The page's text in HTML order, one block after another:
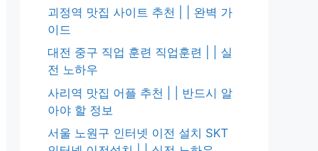
괴정역 맛집 사이트 추천 | | 완벽 가
이드
대전 중구 직업 훈련 직업훈련 | | 실
전 노하우
사리역 맛집 어플 추천 | | 반드시 알
아야 할 정보
서울 노원구 인터넷 이전 설치 SKT